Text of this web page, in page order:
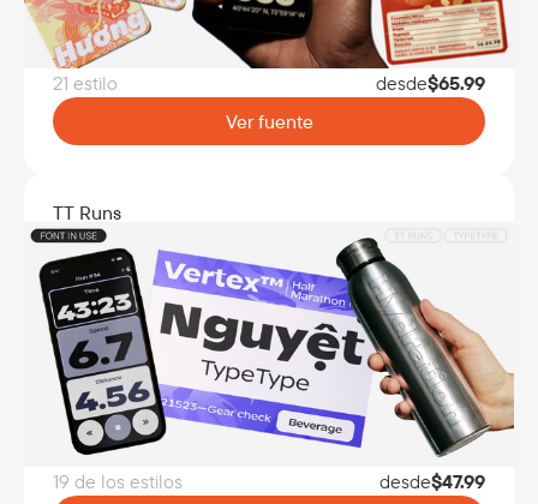
21 estilo desde$65.99
Ver fuente
TT Runs
19 de los estilos desde$47.99